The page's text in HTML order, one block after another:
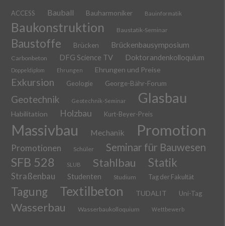
ACCESS Bauball Bauharmoniker Bauinformatik
Baukonstruktion Baustatik-Seminar
Baustoffe Brücken Brückenbausymposium
Carbonbeton DFG Science TV Doktorandenkolloquium
Doppeldiplom Ehrungen Ehrungen und Preise
Exkursion Geologie George-Bähr-Forum
Geotechnik Geotechnik-Seminar Glasbau
Habilitation Holzbau Kurt-Beyer-Preis
Massivbau Mechanik Promotion
Promotionen Schüler Seminar für Bauwesen
SFB 528 SLUB Stahlbau Statik
Straßenbau Studenten Studium Tag der Fakultät
Tagung Textilbeton TUDALIT Uni-Tag
Wasserbau Wasserbaukolloquium Wettbewerb